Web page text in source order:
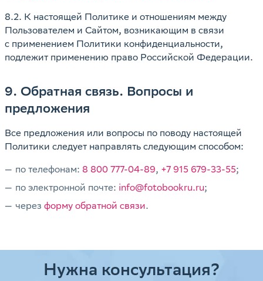
8.2. К настоящей Политике и отношениям между
Пользователем и Сайтом, возникающим в связи
с применением Политики конфиденциальности,
подлежит применению право Российской Федерации.
9. Обратная связь. Вопросы и
предложения
Все предложения или вопросы по поводу настоящей
Политики следует направлять следующим способом:
по телефонам: 8 800 777-04-89, +7 915 679-33-55;
по электронной почте: info@fotobookru.ru;
через форму обратной связи.
Нужна консультация?